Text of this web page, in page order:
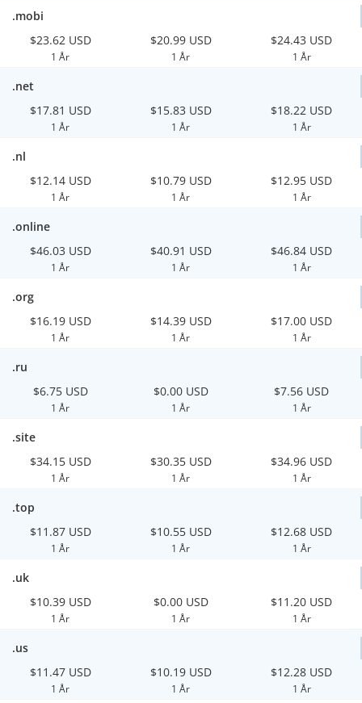
.mobi
$23.62 USD
1 År
$20.99 USD
1 År
$24.43 USD
1 År
.net
$17.81 USD
1 År
$15.83 USD
1 År
$18.22 USD
1 År
.nl
$12.14 USD
1 År
$10.79 USD
1 År
$12.95 USD
1 År
.online
$46.03 USD
1 År
$40.91 USD
1 År
$46.84 USD
1 År
.org
$16.19 USD
1 År
$14.39 USD
1 År
$17.00 USD
1 År
.ru
$6.75 USD
1 År
$0.00 USD
1 År
$7.56 USD
1 År
.site
$34.15 USD
1 År
$30.35 USD
1 År
$34.96 USD
1 År
.top
$11.87 USD
1 År
$10.55 USD
1 År
$12.68 USD
1 År
.uk
$10.39 USD
1 År
$0.00 USD
1 År
$11.20 USD
1 År
.us
$11.47 USD
1 År
$10.19 USD
1 År
$12.28 USD
1 År